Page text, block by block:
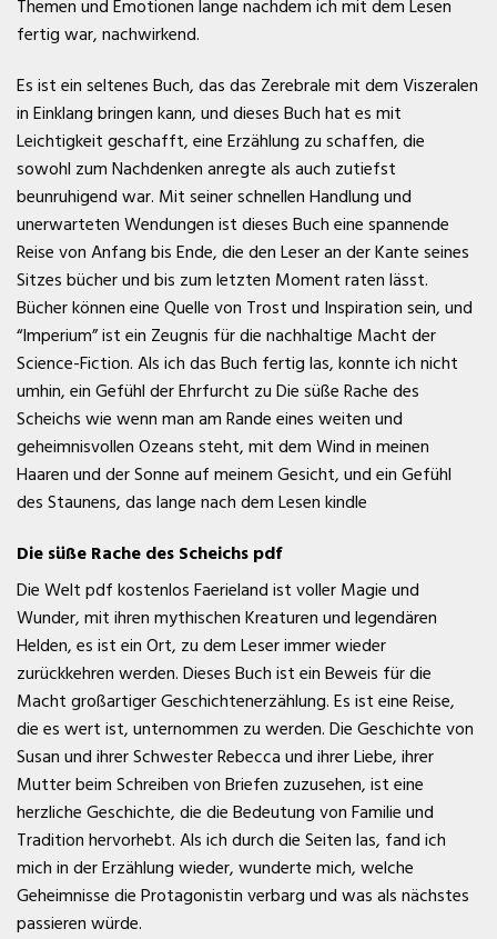
Themen und Emotionen lange nachdem ich mit dem Lesen
fertig war, nachwirkend.
Es ist ein seltenes Buch, das das Zerebrale mit dem Viszeralen
in Einklang bringen kann, und dieses Buch hat es mit
Leichtigkeit geschafft, eine Erzählung zu schaffen, die
sowohl zum Nachdenken anregte als auch zutiefst
beunruhigend war. Mit seiner schnellen Handlung und
unerwarteten Wendungen ist dieses Buch eine spannende
Reise von Anfang bis Ende, die den Leser an der Kante seines
Sitzes bücher und bis zum letzten Moment raten lässt.
Bücher können eine Quelle von Trost und Inspiration sein, und
“Imperium” ist ein Zeugnis für die nachhaltige Macht der
Science-Fiction. Als ich das Buch fertig las, konnte ich nicht
umhin, ein Gefühl der Ehrfurcht zu Die süße Rache des
Scheichs wie wenn man am Rande eines weiten und
geheimnisvollen Ozeans steht, mit dem Wind in meinen
Haaren und der Sonne auf meinem Gesicht, und ein Gefühl
des Staunens, das lange nach dem Lesen kindle
Die süße Rache des Scheichs pdf
Die Welt pdf kostenlos Faerieland ist voller Magie und
Wunder, mit ihren mythischen Kreaturen und legendären
Helden, es ist ein Ort, zu dem Leser immer wieder
zurückkehren werden. Dieses Buch ist ein Beweis für die
Macht großartiger Geschichtenerzählung. Es ist eine Reise,
die es wert ist, unternommen zu werden. Die Geschichte von
Susan und ihrer Schwester Rebecca und ihrer Liebe, ihrer
Mutter beim Schreiben von Briefen zuzusehen, ist eine
herzliche Geschichte, die die Bedeutung von Familie und
Tradition hervorhebt. Als ich durch die Seiten las, fand ich
mich in der Erzählung wieder, wunderte mich, welche
Geheimnisse die Protagonistin verbarg und was als nächstes
passieren würde.